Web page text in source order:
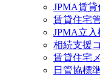
JPMA賃
賃貸住宅
JPMA立
相続支援
賃貸住宅
日管協標